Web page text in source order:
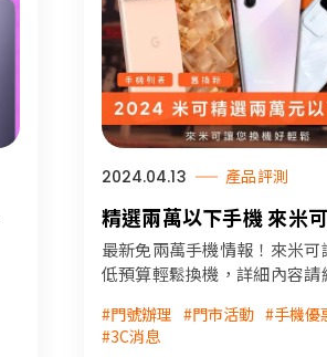
2024.04.13 產品評測
精選兩萬以下手機 來米
機好輕鬆
最新免兩萬手機情報！來米可
低預算輕鬆換機，詳細內容請
#手機 #手機資費 #門號 #便宜
#2025手機
#門號辦理 #門市活動 #手機優
#3C消息